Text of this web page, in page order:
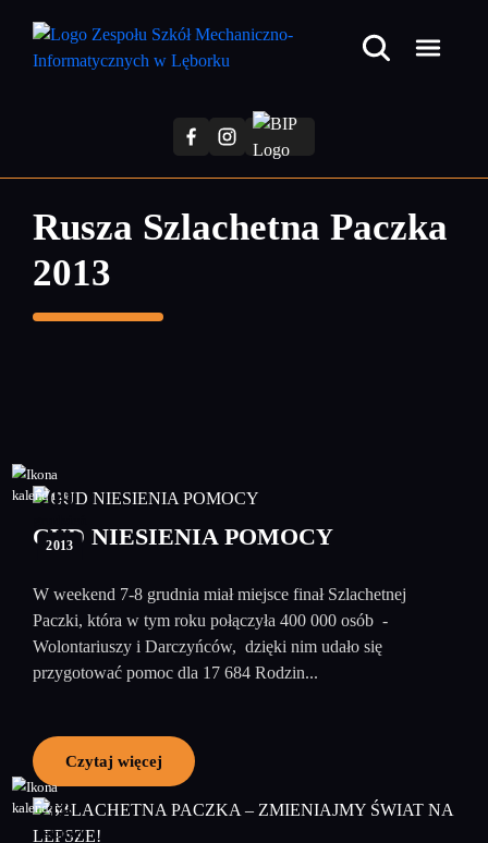
treści
Rusza Szlachetna Paczka
2013
09
2013
CUD NIESIENIA POMOCY
W weekend 7-8 grudnia miał miejsce finał Szlachetnej
Paczki, która w tym roku połączyła 400 000 osób -
Wolontariuszy i Darczyńców, dzięki nim udało się
przygotować pomoc dla 17 684 Rodzin...
Czytaj więcej
18
listopad